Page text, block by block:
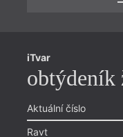
iTvar
obtýdeník
Aktuální číslo
Ravt